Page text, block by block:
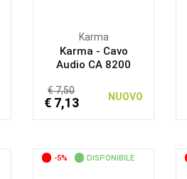
Karma
Karma - Cavo
Audio CA 8200
€ 7,50
€ 7,13 NUOVO
-5% DISPONIBILE